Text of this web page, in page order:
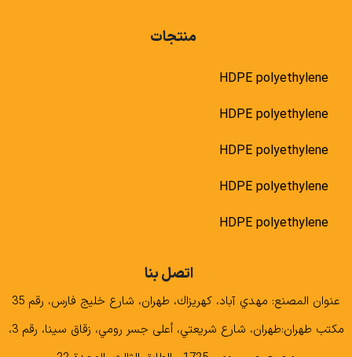
منتجات
HDPE polyethylene
HDPE polyethylene
HDPE polyethylene
HDPE polyethylene
HDPE polyethylene
اتصل بنا
عنوان المصنع: مهدي آباد، كهريزاك، طهران، شارع خليج فارس، رقم 35
مكتب طهران:طهران، شارع شريعتي، أعلى جسر رومي، زقاق سينا، رقم 3،